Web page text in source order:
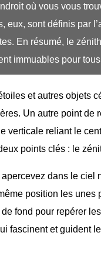
où vous vous
eux, sont définis par
En résumé, le
immuables pour
et autres objets
Un autre point de
verticale reliant le
points clés : le
dans le
position les
fond pour repérer
fascinent et guident